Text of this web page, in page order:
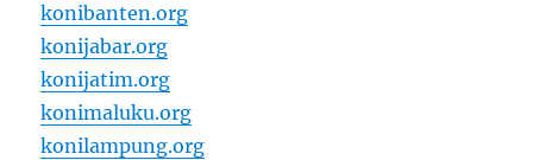
konibanten.org
konijabar.org
konijatim.org
konimaluku.org
konilampung.org